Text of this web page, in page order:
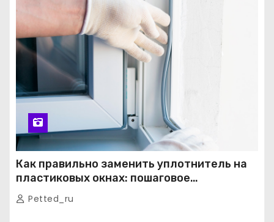
Как правильно заменить уплотнитель на
пластиковых окнах: пошаговое
руководство от экспертов
Petted_ru